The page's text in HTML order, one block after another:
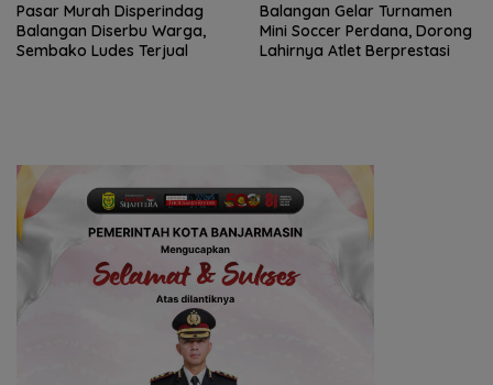
Pasar Murah Disperindag
Balangan Diserbu Warga,
Sembako Ludes Terjual
Balangan Gelar Turnamen
Mini Soccer Perdana, Dorong
Lahirnya Atlet Berprestasi